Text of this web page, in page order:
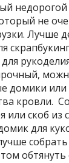
не
Лучше
домики или
кровли.
скоб из
для
собрать